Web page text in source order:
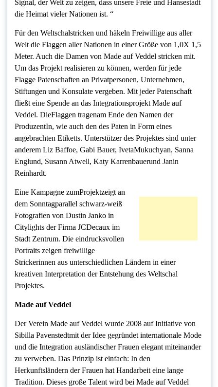
Signal, der Welt zu zeigen, dass unsere Freie und Hansestadt
die Heimat vieler Nationen ist. “
Für den Weltschalstricken und häkeln Freiwillige aus aller
Welt die Flaggen aller Nationen in einer Größe von 1,0X 1,5
Meter. Auch die Damen von Made auf Veddel stricken mit.
Um das Projekt realisieren zu können, werden für jede
Flagge Patenschaften an Privatpersonen, Unternehmen,
Stiftungen und Konsulate vergeben. Mit jeder Patenschaft
fließt eine Spende an das Integrationsprojekt Made auf
Veddel. DieFlaggen tragenam Ende den Namen der
ProduzentIn, wie auch den des Paten in Form eines
angebrachten Etiketts. Unterstützer des Projektes sind unter
anderem Liz Baffoe, Gabi Bauer, IvetaMukuchyan, Sanna
Englund, Susann Atwell, Katy Karrenbauerund Janin
Reinhardt.
Eine Kampagne zumProjektzeigt an
dem Sonntagparallel schwarz-weiß
Fotografien von Dustin Janko in
Citylights der Firma JCDecaux im
Stadt Zentrum. Die eindrucksvollen
Portraits zeigen freiwillige
Strickerinnen aus unterschiedlichen Ländern in einer
kreativen Interpretation der Entstehung des Weltschal
Projektes.
Made auf Veddel
Der Verein Made auf Veddel wurde 2008 auf Initiative von
Sibilla Pavenstedtmit der Idee gegründet internationale Mode
und die Integration ausländischer Frauen elegant miteinander
zu verweben. Das Prinzip ist einfach: In den
Herkunftsländern der Frauen hat Handarbeit eine lange
Tradition. Dieses große Talent wird bei Made auf Veddel